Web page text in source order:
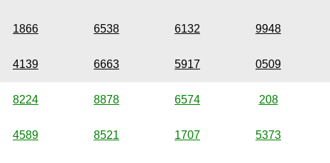
1866 6538 6132 9948
4139 6663 5917 0509
8224 8878 6574 208
4589 8521 1707 5373